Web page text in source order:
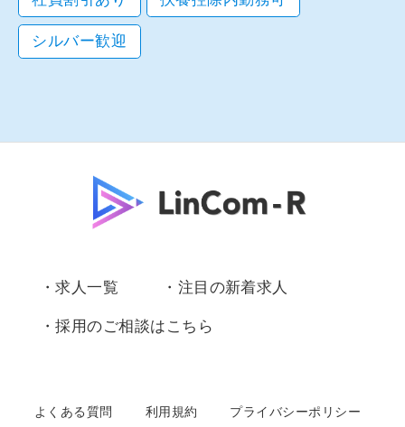
シルバー歓迎
・求人一覧 ・注目の新着求人
・採用のご相談はこちら
よくある質問 利用規約 プライバシーポリシー